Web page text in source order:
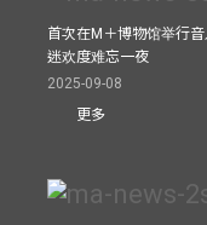
首次在M＋博物馆举行
迷欢度难忘一夜
2025-09-08
更多